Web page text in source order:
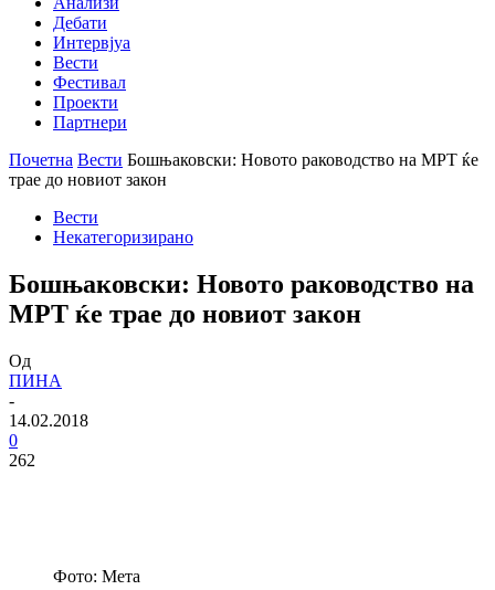
Дебати
Интервјуа
Вести
Фестивал
Проекти
Партнери
Почетна Вести Бошњаковски: Новото раководство на МРТ ќе
трае до новиот закон
Вести
Некатегоризирано
Бошњаковски: Новото раководство на
МРТ ќе трае до новиот закон
Од
ПИНА
-
14.02.2018
0
262
Фото: Мета